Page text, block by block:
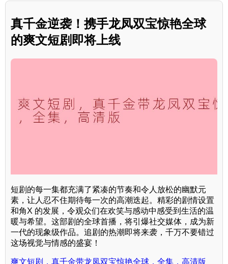
真千金逆袭！携手龙凤双宝惊艳全球
的爽文短剧即将上线
短剧的每一集都充满了紧凑的节奏和令人放松的幽默元
素，让人忍不住期待每一次的高潮迭起。精彩的剧情设置
和角X 的发展，令观众们在欢笑与感动中感受到生活的温
暖与希望。这部剧的全球首播，将引爆社交媒体，成为新
一代的现象级作品。追剧的热潮即将来袭，千万不要错过
这场视觉与情感的盛宴！
爽文短剧，真千金带龙凤双宝惊艳全球，全集，高清版